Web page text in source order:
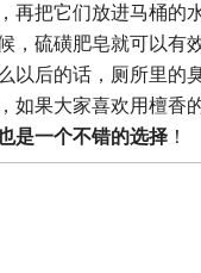
，再把它们放进马桶的
，硫磺肥皂就可以有
以后的话，厕所里的
如果大家喜欢用檀香
是一个不错的选择 ！